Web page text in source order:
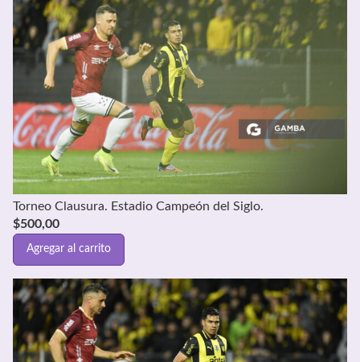
Torneo Clausura. Estadio Campeón del Siglo.
$500,00
Agregar al carrito